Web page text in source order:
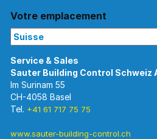
Votre emplacement
Im Surinam 55
CH-4058 Basel
Tel. +41 61 717 75 75
www.sauter-building-control.ch